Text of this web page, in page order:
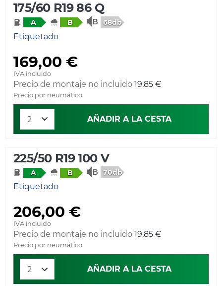
175/60 R19 86 Q
A B 68db
Etiquetado
169,00 €
IVA incluido
Precio de montaje no incluido 19,85 €
Precio por neumático
AÑADIR A LA CESTA
225/50 R19 100 V
A B 70db
Etiquetado
206,00 €
IVA incluido
Precio de montaje no incluido 19,85 €
Precio por neumático
AÑADIR A LA CESTA